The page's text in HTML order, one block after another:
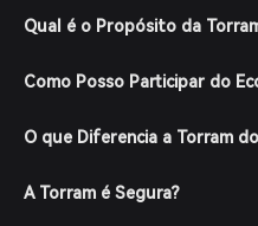
Qual é o Propósito da
Como Posso Participar do
O que Diferencia a Torram
A Torram é Segura?